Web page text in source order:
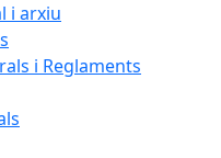
i arxiu
i Reglaments